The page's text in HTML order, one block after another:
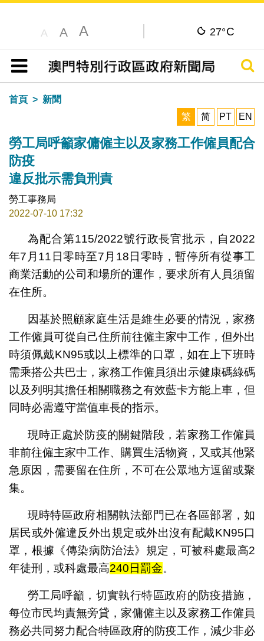
A A A 27°C
目錄
搜尋
首頁
新聞
繁
简 PT EN
勞工局呼籲家傭僱主以及家務工作僱員配合
防疫
違反批示需負刑責
勞工事務局
2022-07-10 17:32
為配合第115/2022號行政長官批示，自2022
年7月11日零時至7月18日零時，暫停所有從事工
商業活動的公司和場所的運作，要求所有人員須留
在住所。
因基於照顧家庭生活是維生必要的情況，家務
工作僱員可從自己住所前往僱主家中工作，但外出
時須佩戴KN95或以上標準的口罩，如在上下班時
需乘搭公共巴士，家務工作僱員須出示健康碼綠碼
以及列明其擔任相關職務之有效藍卡方能上車，但
同時必需遵守當值車長的指示。
現時正處於防疫的關鍵階段，若家務工作僱員
非前往僱主家中工作、購買生活物資，又或其他緊
急原因，需要留在住所，不可在公眾地方逗留或聚
集。
現時特區政府相關執法部門已在各區部署，如
居民或外僱違反外出規定或外出沒有配戴KN95口
罩，根據《傳染病防治法》規定，可被科處最高2
年徒刑，或科處最高240日罰金。
勞工局呼籲，切實執行特區政府的防疫措施，
每位市民均責無旁貸，家傭僱主以及家務工作僱員
務必共同努力配合特區政府的防疫工作，減少非必